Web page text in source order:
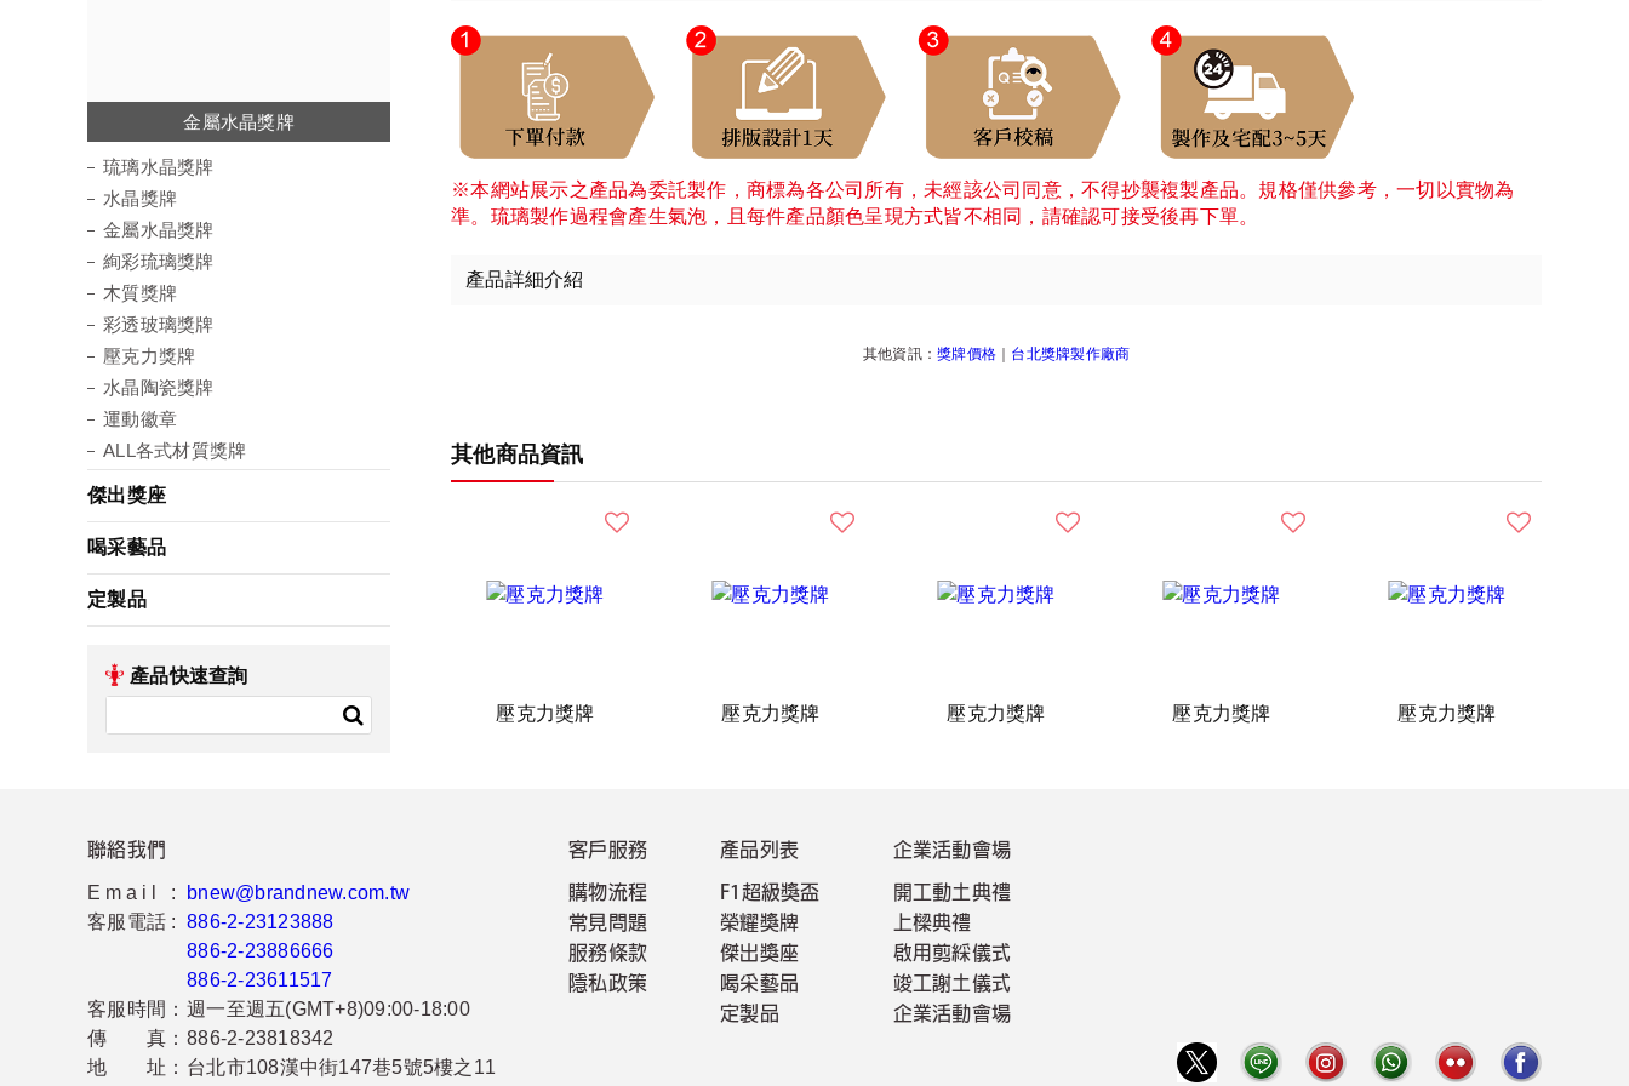
琉璃水晶獎牌
水晶獎牌
金屬水晶獎牌
絢彩琉璃獎牌
木質獎牌
彩透玻璃獎牌
壓克力獎牌
水晶陶瓷獎牌
運動徽章
琉璃水晶獎牌
水晶獎牌
金屬水晶獎牌
絢彩琉璃獎牌
木質獎牌
彩透玻璃獎牌
壓克力獎牌
水晶陶瓷獎牌
運動徽章
ALL各式材質獎牌
傑出獎座
喝采藝品
定製品
產品快速查詢
※本網站展示之產品為委託製作，商標為各公司所有，未經該公司同意，不得抄襲複製產品。規格僅供參考，一切以實物為
準。琉璃製作過程會產生氣泡，且每件產品顏色呈現方式皆不相同，請確認可接受後再下單。
產品詳細介紹
其他資訊： 獎牌價格 台北獎牌製作廠商
其他商品資訊
壓克力獎牌 壓克力獎牌 壓克力獎牌 壓克力獎牌 壓克力獎牌
聯絡我們
Email :
bnew@brandnew.com.tw
客服電話 : 886-2-23123888
886-2-23886666
886-2-23611517
客服時間： 週一至週五(GMT+8)09:00-18:00
傳 真： 886-2-23818342
地 址： 台北市108漢中街147巷5號5樓之11
客戶服務
購物流程
常見問題
服務條款
隱私政策
產品列表
F1超級獎盃
榮耀獎牌
傑出獎座
喝采藝品
定製品
企業活動會場
開工動土典禮
上樑典禮
啟用剪綵儀式
竣工謝土儀式
企業活動會場